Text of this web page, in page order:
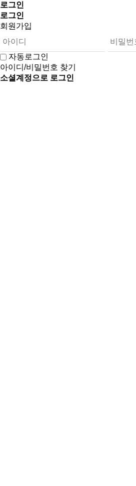
로그인
로그인
회원가입
자동로그인
아이디/비밀번호 찾기
소셜계정으로 로그인